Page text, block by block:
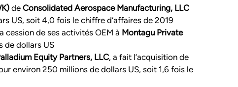
de Consolidated Aerospace Manufacturing, LLC
US, soit 4,0 fois le chiffre d’affaires de 2019
cession de ses activités OEM à Montagu Private
de dollars US
Equity Partners, LLC, a fait l’acquisition de
environ 250 millions de dollars US, soit 1,6 fois le